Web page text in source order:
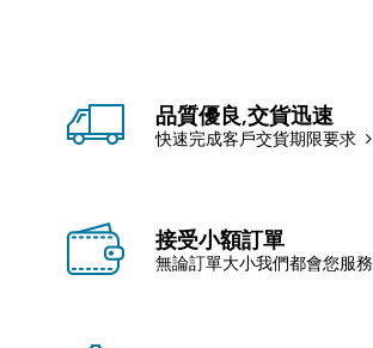
品質優良,交貨迅速
快速完成客戶交貨期限要求
接受小額訂單
無論訂單大小我們都會您服務